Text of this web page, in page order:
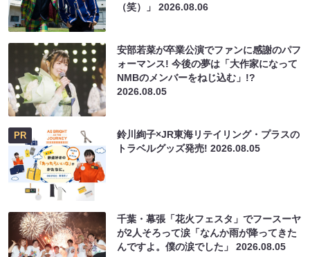
（笑）」2026.08.06
安部若菜が卒業公演でファンに感謝のパフ
ォーマンス! 今後の夢は「大作家になって
NMBのメンバーをねじ込む」!?
2026.08.05
PR
鈴川絢子×JR東海リテイリング・プラスの
トラベルグッズ発売!2026.08.05
千葉・幕張「花火フェスタ」でフースーヤ
が2人そろって涙「なんか雨が降ってきた
んですよ。僕の涙でした」2026.08.05